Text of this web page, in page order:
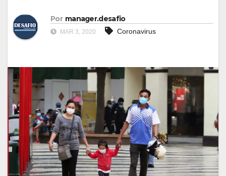
Por manager.desafio
MAR 3, 2020 Coronavirus